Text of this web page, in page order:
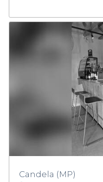
Candela (MP)